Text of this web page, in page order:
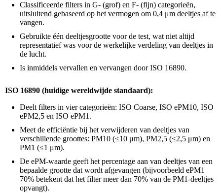
Classificeerde filters in G- (grof) en F- (fijn) categorieën,
uitsluitend gebaseerd op het vermogen om 0,4 μm deeltjes af te
vangen.
Gebruikte één deeltjesgrootte voor de test, wat niet altijd
representatief was voor de werkelijke verdeling van deeltjes in
de lucht.
Is inmiddels vervallen en vervangen door ISO 16890.
ISO 16890 (huidige wereldwijde standaard):
Deelt filters in vier categorieën: ISO Coarse, ISO ePM10, ISO
ePM2,5 en ISO ePM1.
Meet de efficiëntie bij het verwijderen van deeltjes van
verschillende groottes: PM10 (≤10 μm), PM2,5 (≤2,5 μm) en
PM1 (≤1 μm).
De ePM-waarde geeft het percentage aan van deeltjes van een
bepaalde grootte dat wordt afgevangen (bijvoorbeeld ePM1
70% betekent dat het filter meer dan 70% van de PM1-deeltjes
opvangt).